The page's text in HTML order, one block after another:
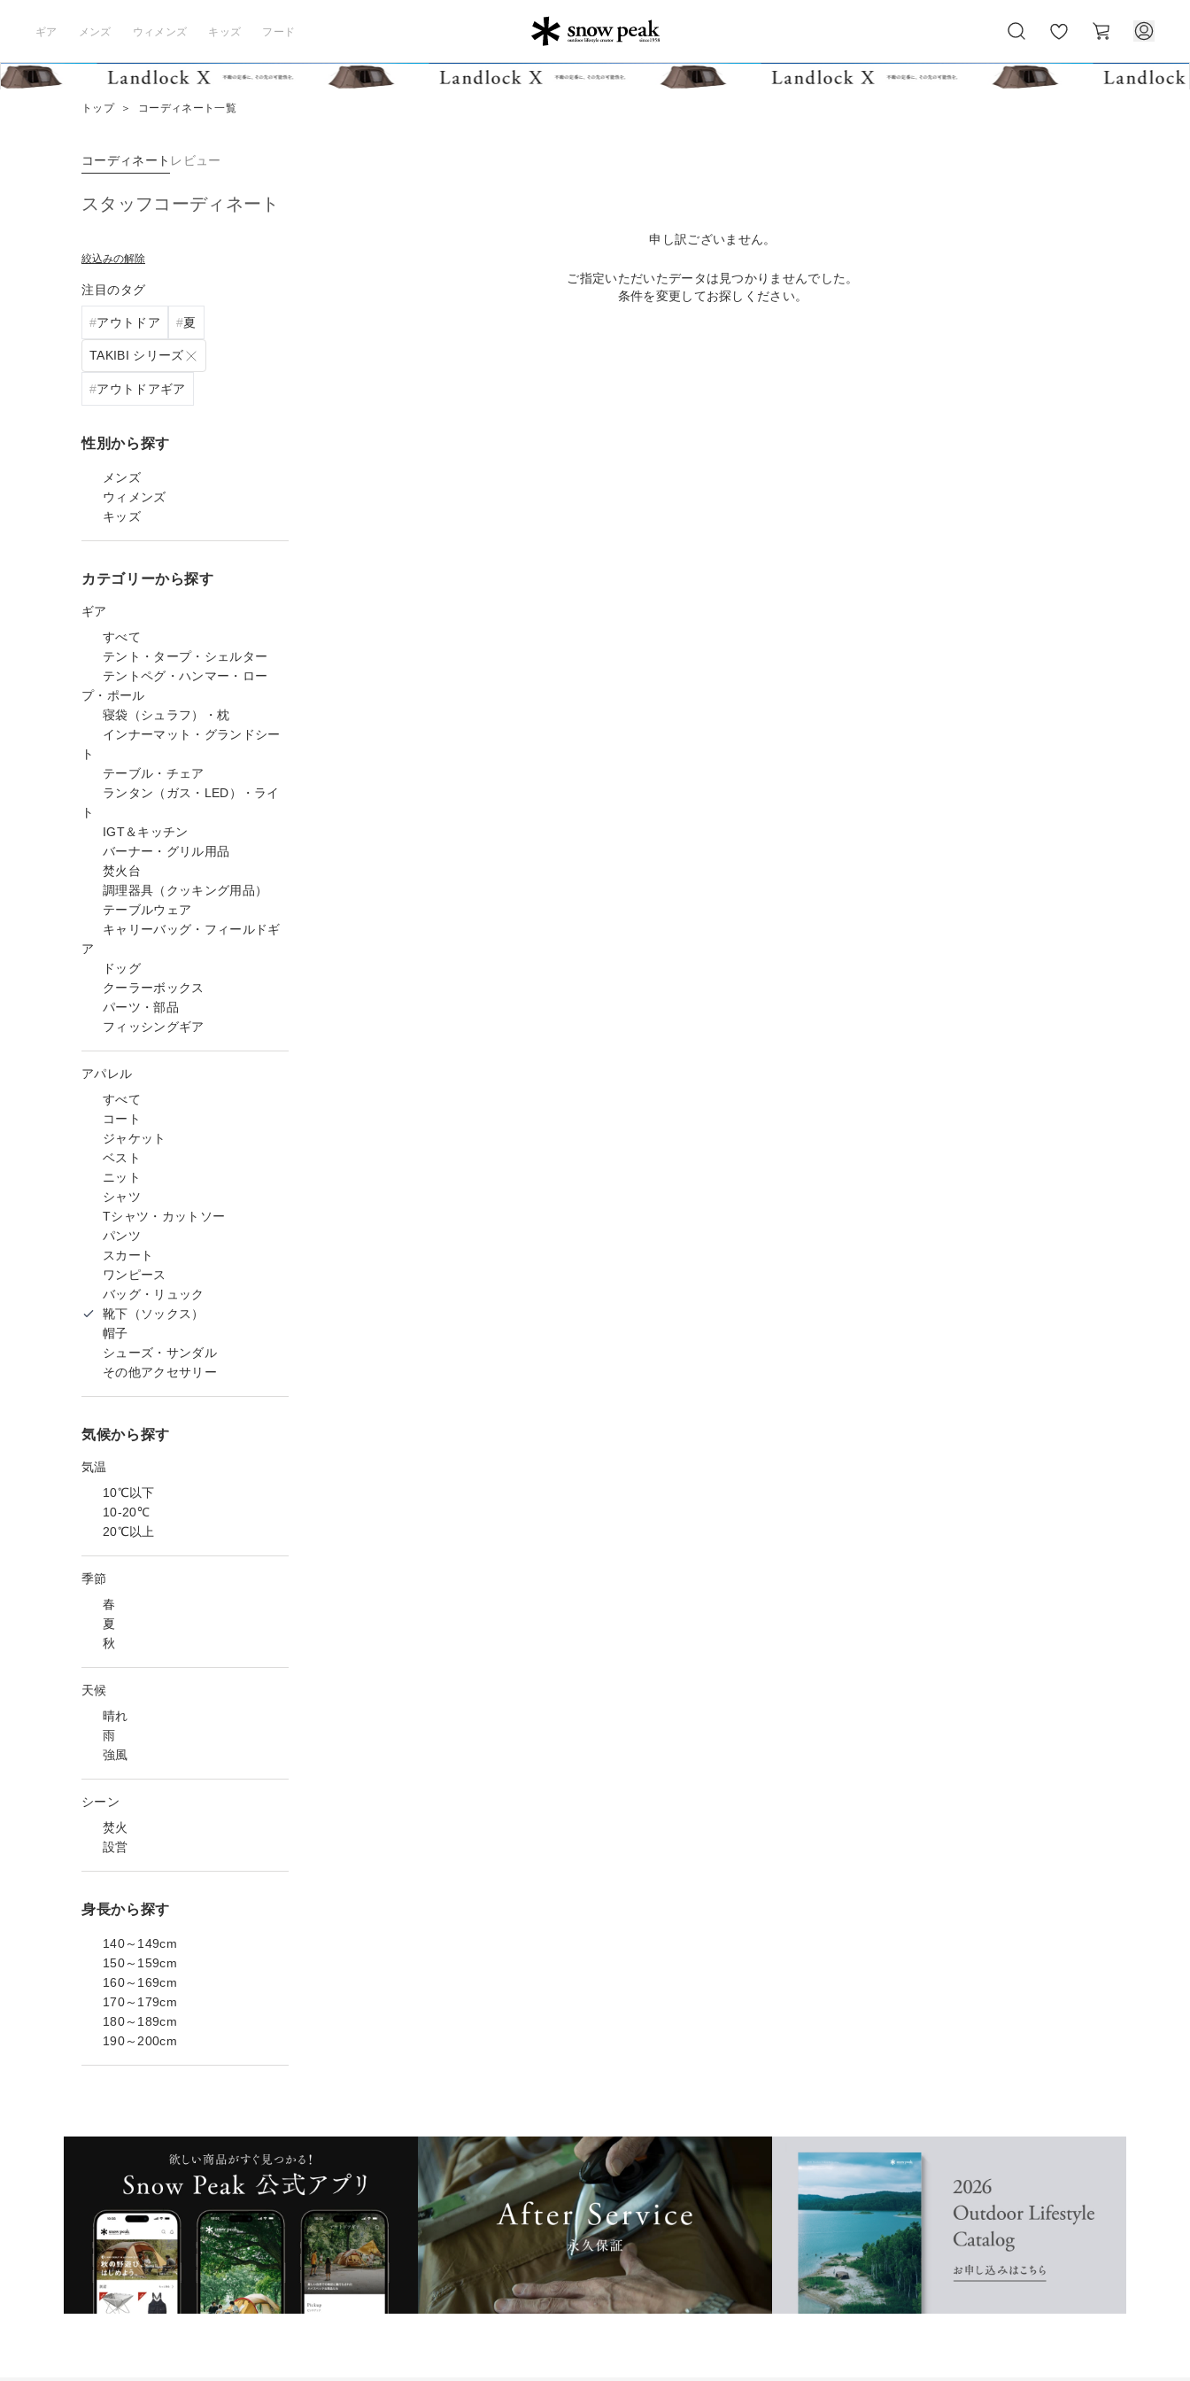
ギア メンズ ウィメンズ キッズ フード
気
に
ー
ト
トップ ＞ コーディネート一覧
コーディネート レビュー
スタッフコーディネート
絞込みの解除
注目のタグ
アウトドア 夏
TAKIBI シリーズ
アウトドアギア
性別から探す
メンズ
ウィメンズ
キッズ
カテゴリーから探す
ギア
すべて
テント・タープ・シェルター
テントペグ・ハンマー・ロー
プ・ポール
寝袋（シュラフ）・枕
インナーマット・グランドシー
ト
テーブル・チェア
ランタン（ガス・LED）・ライ
ト
IGT＆キッチン
バーナー・グリル用品
焚火台
調理器具（クッキング用品）
テーブルウェア
キャリーバッグ・フィールドギ
ア
ドッグ
クーラーボックス
パーツ・部品
フィッシングギア
アパレル
すべて
コート
ジャケット
ベスト
ニット
シャツ
Tシャツ・カットソー
パンツ
スカート
ワンピース
バッグ・リュック
靴下（ソックス）
帽子
シューズ・サンダル
その他アクセサリー
気候から探す
気温
10℃以下
10-20℃
20℃以上
季節
春
夏
秋
天候
晴れ
雨
強風
シーン
焚火
設営
身長から探す
140～149cm
150～159cm
160～169cm
170～179cm
180～189cm
190～200cm
申し訳ございません。
ご指定いただいたデータは見つかりませんでした。
条件を変更してお探しください。